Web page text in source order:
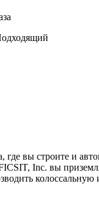
вы строите и
Inc. вы